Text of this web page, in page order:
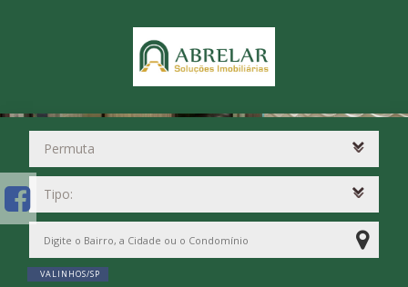
VALINHOS/SP